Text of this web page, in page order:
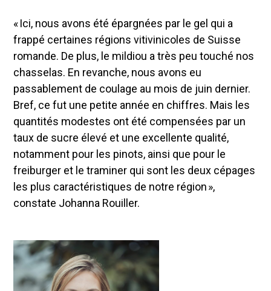
« Ici, nous avons été épargnées par le gel qui a
frappé certaines régions vitivinicoles de Suisse
romande. De plus, le mildiou a très peu touché nos
chasselas. En revanche, nous avons eu
passablement de coulage au mois de juin dernier.
Bref, ce fut une petite année en chiffres. Mais les
quantités modestes ont été compensées par un
taux de sucre élevé et une excellente qualité,
notamment pour les pinots, ainsi que pour le
freiburger et le traminer qui sont les deux cépages
les plus caractéristiques de notre région »,
constate Johanna Rouiller.